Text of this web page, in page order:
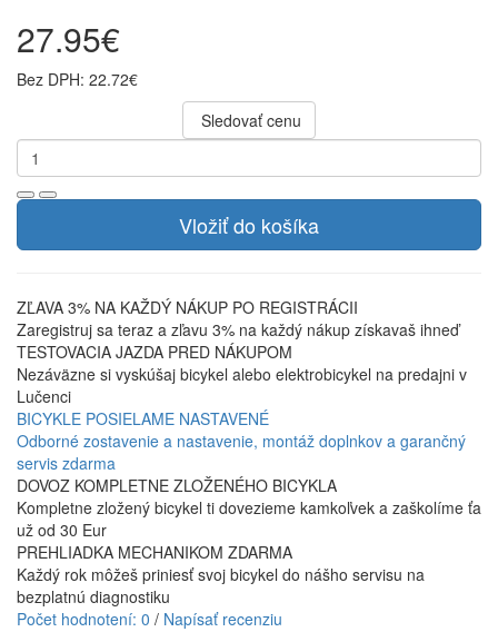
27.95€
Bez DPH: 22.72€
Sledovať cenu
Vložiť do košíka
ZĽAVA 3% NA KAŽDÝ NÁKUP PO REGISTRÁCII
Zaregistruj sa teraz a zľavu 3% na každý nákup získavaš ihneď
TESTOVACIA JAZDA PRED NÁKUPOM
Nezáväzne si vyskúšaj bicykel alebo elektrobicykel na predajni v
Lučenci
BICYKLE POSIELAME NASTAVENÉ
Odborné zostavenie a nastavenie, montáž doplnkov a garančný
servis zdarma
DOVOZ KOMPLETNE ZLOŽENÉHO BICYKLA
Kompletne zložený bicykel ti dovezieme kamkoľvek a zaškolíme ťa
už od 30 Eur
PREHLIADKA MECHANIKOM ZDARMA
Každý rok môžeš priniesť svoj bicykel do nášho servisu na
bezplatnú diagnostiku
Počet hodnotení: 0 / Napísať recenziu